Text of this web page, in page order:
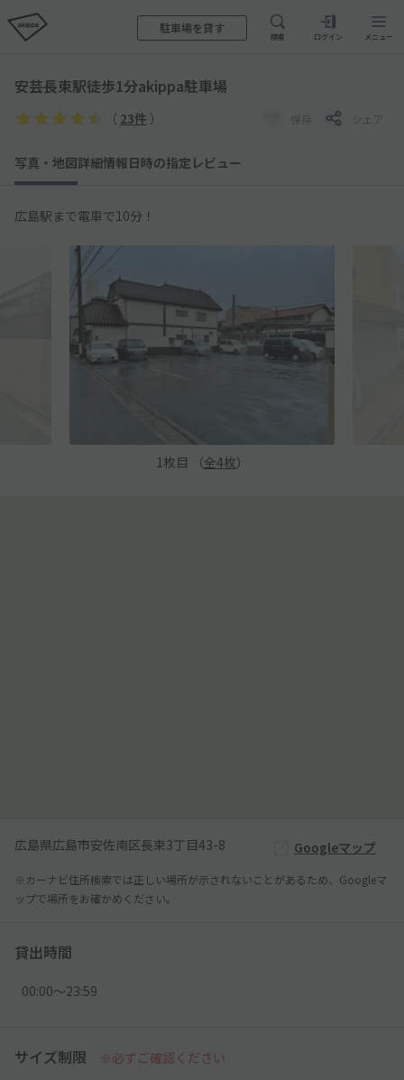
駐車場を貸す
検索 ログイン メニュー
安芸長束駅徒歩1分akippa駐車場
（ 23件 ） 保存 シェア
写真・地図詳細情報日時の指定 レビュー
広島駅まで電車で10分！
1 枚目 （全4枚）
広島県広島市安佐南区長束3丁目43-8 Googleマップ
※カーナビ住所検索では正しい場所が示されないことがあるため、Googleマ
ップで場所をお確かめください。
貸出時間
00:00〜23:59
サイズ制限 ※必ずご確認ください